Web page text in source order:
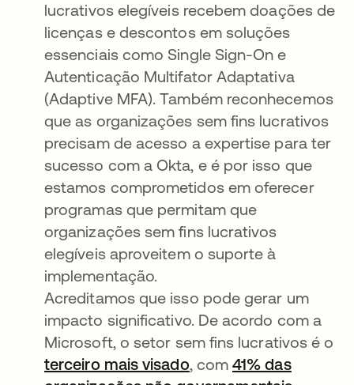
lucrativos elegíveis recebem doações de
licenças e descontos em soluções
essenciais como Single Sign-On e
Autenticação Multifator Adaptativa
(Adaptive MFA). Também reconhecemos
que as organizações sem fins lucrativos
precisam de acesso a expertise para ter
sucesso com a Okta, e é por isso que
estamos comprometidos em oferecer
programas que permitam que
organizações sem fins lucrativos
elegíveis aproveitem o suporte à
implementação.
Acreditamos que isso pode gerar um
impacto significativo. De acordo com a
Microsoft, o setor sem fins lucrativos é o
terceiro mais visadoabre em uma nova
, com41% das